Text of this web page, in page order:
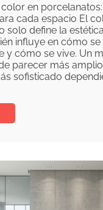
en
cada espacio El
solo define la
influye en cómo se
y cómo se vive. Un
parecer más
sofisticado